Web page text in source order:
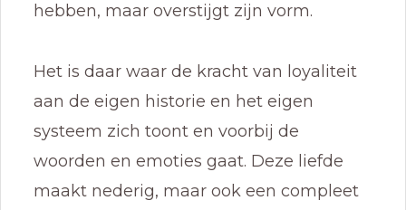
hebben, maar overstijgt zijn vorm.
Het is daar waar de kracht van loyaliteit
aan de eigen historie en het eigen
systeem zich toont en voorbij de
woorden en emoties gaat. Deze liefde
maakt nederig, maar ook een compleet